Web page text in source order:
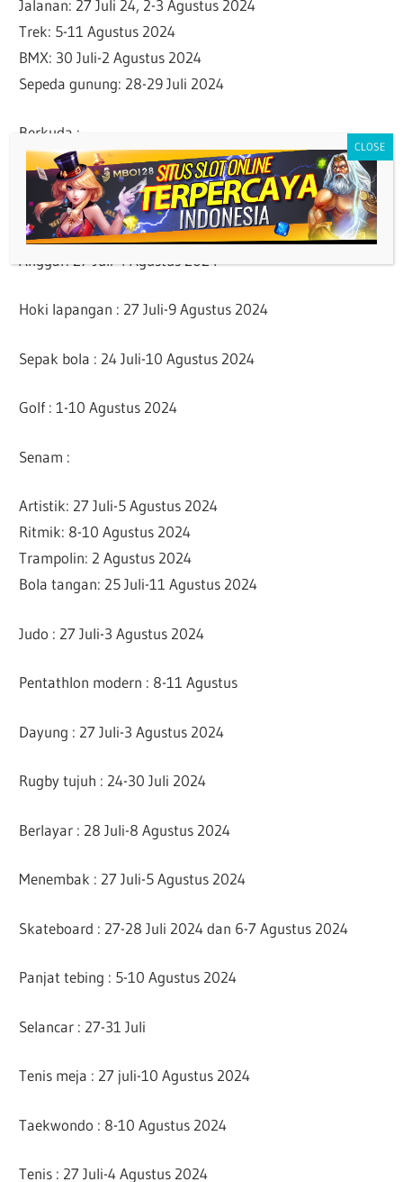
Jalanan: 27 Juli 24, 2-3 Agustus 2024
Trek: 5-11 Agustus 2024
BMX: 30 Juli-2 Agustus 2024
Sepeda gunung: 28-29 Juli 2024
Berkuda :
Dressage: 30-31 Juli 2024
Eventing: 27-29 Juli 2024
Jumping: 1-5 Agustus 2024
Anggar: 27 Juli-4 Agustus 2024
Hoki lapangan : 27 Juli-9 Agustus 2024
Sepak bola : 24 Juli-10 Agustus 2024
Golf : 1-10 Agustus 2024
Senam :
Artistik: 27 Juli-5 Agustus 2024
Ritmik: 8-10 Agustus 2024
Trampolin: 2 Agustus 2024
Bola tangan: 25 Juli-11 Agustus 2024
Judo : 27 Juli-3 Agustus 2024
Pentathlon modern : 8-11 Agustus
Dayung : 27 Juli-3 Agustus 2024
Rugby tujuh : 24-30 Juli 2024
Berlayar : 28 Juli-8 Agustus 2024
Menembak : 27 Juli-5 Agustus 2024
Skateboard : 27-28 Juli 2024 dan 6-7 Agustus 2024
Panjat tebing : 5-10 Agustus 2024
Selancar : 27-31 Juli
Tenis meja : 27 juli-10 Agustus 2024
Taekwondo : 8-10 Agustus 2024
Tenis : 27 Juli-4 Agustus 2024